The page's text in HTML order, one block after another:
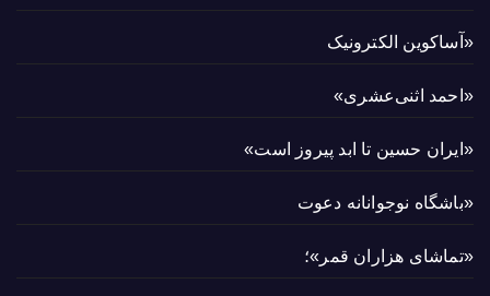
«آساکوین الکترونیک
«احمد اثنی‌عشری»
«ایران حسین تا ابد پیروز است»
«باشگاه نوجوانانه دعوت
«تماشای هزاران قمر»؛